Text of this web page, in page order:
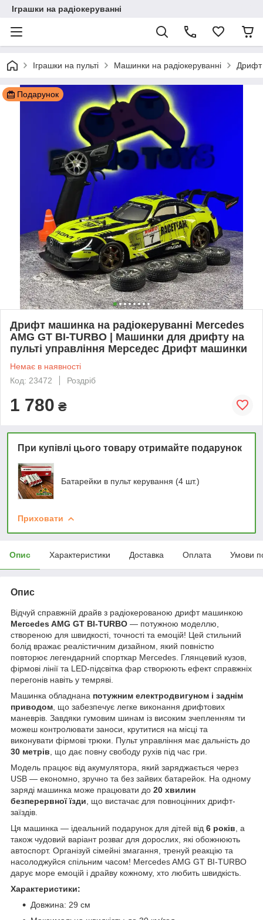
Іграшки на радіокеруванні
Іграшки на пульті Машинки на радіокеруванні
Подарунок
Дрифт машинка на радіокеруванні Mercedes
AMG GT BI-TURBO | Машинки для дрифту на
пульті управління Мерседес Дрифт машинки
Немає в наявності
Код: 23472
Роздріб
1 780 ₴
При купівлі цього товару отримайте подарунок
Батарейки в пульт керування (4 шт.)
Приховати
Опис Характеристики Доставка Оплата Умови
Опис
Відчуй справжній драйв з радіокерованою дрифт машинкою
Mercedes AMG GT BI-TURBO — потужною моделлю,
створеною для швидкості, точності та емоцій! Цей стильний
болід вражає реалістичним дизайном, який повністю
повторює легендарний спорткар Mercedes. Глянцевий кузов,
фірмові лінії та LED-підсвітка фар створюють ефект справжніх
перегонів навіть у темряві.
Машинка обладнана потужним електродвигуном і заднім
приводом , що забезпечує легке виконання дрифтових
маневрів. Завдяки гумовим шинам із високим зчепленням ти
можеш контролювати заноси, крутитися на місці та
виконувати фірмові трюки. Пульт управління має дальність до
30 метрів , що дає повну свободу рухів під час гри.
Модель працює від акумулятора, який заряджається через
USB — економно, зручно та без зайвих батарейок. На одному
заряді машинка може працювати до 20 хвилин
безперервної їзди , що вистачає для повноцінних дрифт-
заїздів.
Ця машинка — ідеальний подарунок для дітей від 6 років , а
також чудовий варіант розваг для дорослих, які обожнюють
автоспорт. Організуй сімейні змагання, тренуй реакцію та
насолоджуйся спільним часом! Mercedes AMG GT BI-TURBO
дарує море емоцій і драйву кожному, хто любить швидкість.
Характеристики:
Довжина: 29 см